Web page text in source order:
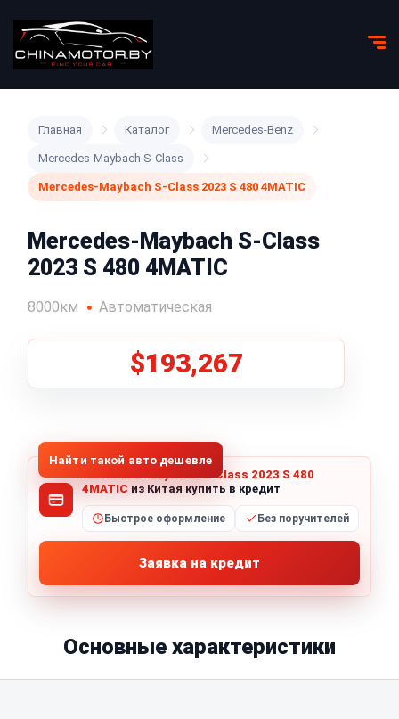
Главная Каталог Mercedes-Benz
Mercedes-Maybach S-Class
Mercedes-Maybach S-Class 2023 S 480 4MATIC
Mercedes-Maybach S-Class
2023 S 480 4MATIC
8000км Автоматическая
$193,267
Найти такой авто дешевле
Mercedes-Maybach S-Class 2023 S 480
4MATIC из Китая купить в кредит
Быстрое оформление Без поручителей
Заявка на кредит
Основные характеристики